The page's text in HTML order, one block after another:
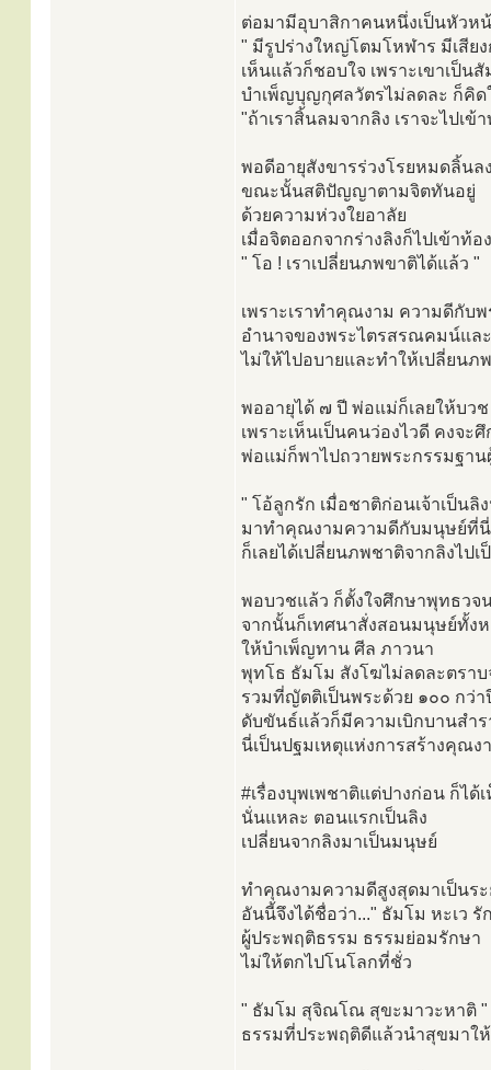
ต่อมามีอุบาสิกาคนหนึ่งเป็นหัวห
" มีรูปร่างใหญ่โตมโหฬาร มีเสีย
เห็นแล้วก็ชอบใจ เพราะเขาเป็น
บำเพ็ญบุญกุศลวัตรไม่ลดละ ก็คิด
"ถ้าเราสิ้นลมจากลิง เราจะไปเ
พอดีอายุสังขารร่วงโรยหมดลิ้นล
ขณะนั้นสติปัญญาตามจิตทันอยู่
ด้วยความห่วงใยอาลัย
เมื่อจิตออกจากร่างลิงก็ไปเข้า
" โอ ! เราเปลี่ยนภพขาติได้แล้ว "
เพราะเราทำคุณงาม ความดีกับ
อำนาจของพระไตรสรณคมน์แล
ไม่ให้ไปอบายและทำให้เปลี่ยนภ
พออายุได้ ๗ ปี พ่อแม่ก็เลยให้บวช
เพราะเห็นเป็นคนว่องไวดี คงจะศึ
พ่อแม่ก็พาไปถวายพระกรรมฐา
" โอ้ลูกรัก เมื่อชาติก่อนเจ้าเป็นลิ
มาทำคุณงามความดีกับมนุษย์ที่นี่
ก็เลยได้เปลี่ยนภพชาติจากลิงไป
พอบวชแล้ว ก็ตั้งใจศึกษาพุทธวจ
จากนั้นก็เทศนาสั่งสอนมนุษย์ทั้ง
ให้บำเพ็ญทาน ศีล ภาวนา
พุทโธ ธัมโม สังโฆไม่ลดละตรา
รวมที่ญัตติเป็นพระด้วย ๑๐๐ กว่
ดับขันธ์แล้วก็มีความเบิกบานสำ
นี่เป็นปฐมเหตุแห่งการสร้างคุณง
#เรื่องบุพเพชาติแต่ปางก่อน ก็ได้
นั่นแหละ ตอนแรกเป็นลิง
เปลี่ยนจากลิงมาเป็นมนุษย์
ทำคุณงามความดีสูงสุดมาเป็นระ
อันนี้จึงได้ชื่อว่า..." ธัมโม หะเว รั
ผู้ประพฤติธรรม ธรรมย่อมรักษา
ไม่ให้ตกไปโนโลกที่ชั่ว
" ธัมโม สุจิณโณ สุขะมาวะหาติ "
ธรรมที่ประพฤติดีแล้วนำสุขมาให้